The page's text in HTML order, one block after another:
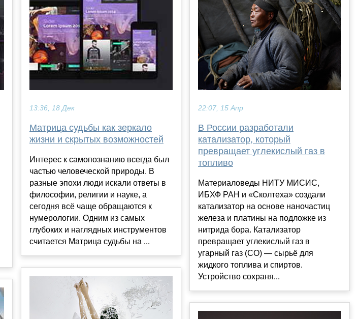
13:36, 18 Дек
Матрица судьбы как зеркало
жизни и скрытых возможностей
Интерес к самопознанию всегда был
частью человеческой природы. В
разные эпохи люди искали ответы в
философии, религии и науке, а
сегодня всё чаще обращаются к
нумерологии. Одним из самых
глубоких и наглядных инструментов
считается Матрица судьбы на ...
22:07, 15 Апр
В России разработали
катализатор, который
превращает углекислый газ в
топливо
Материаловеды НИТУ МИСИС,
ИБХФ РАН и «Сколтеха» создали
катализатор на основе наночастиц
железа и платины на подложке из
нитрида бора. Катализатор
превращает углекислый газ в
угарный газ (CO) — сырьё для
жидкого топлива и спиртов.
Устройство сохраня...